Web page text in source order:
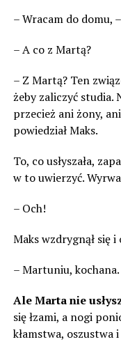
– Wracam do domu,
– A co z Martą?
– Z Martą? Ten
żeby zaliczyć studia.
przecież ani żony,
powiedział Maks.
To, co usłyszała,
w to uwierzyć.
– Och!
Maks wzdrygnął się
– Martuniu,
Ale Marta nie
się łzami, a nogi
kłamstwa, oszustwa